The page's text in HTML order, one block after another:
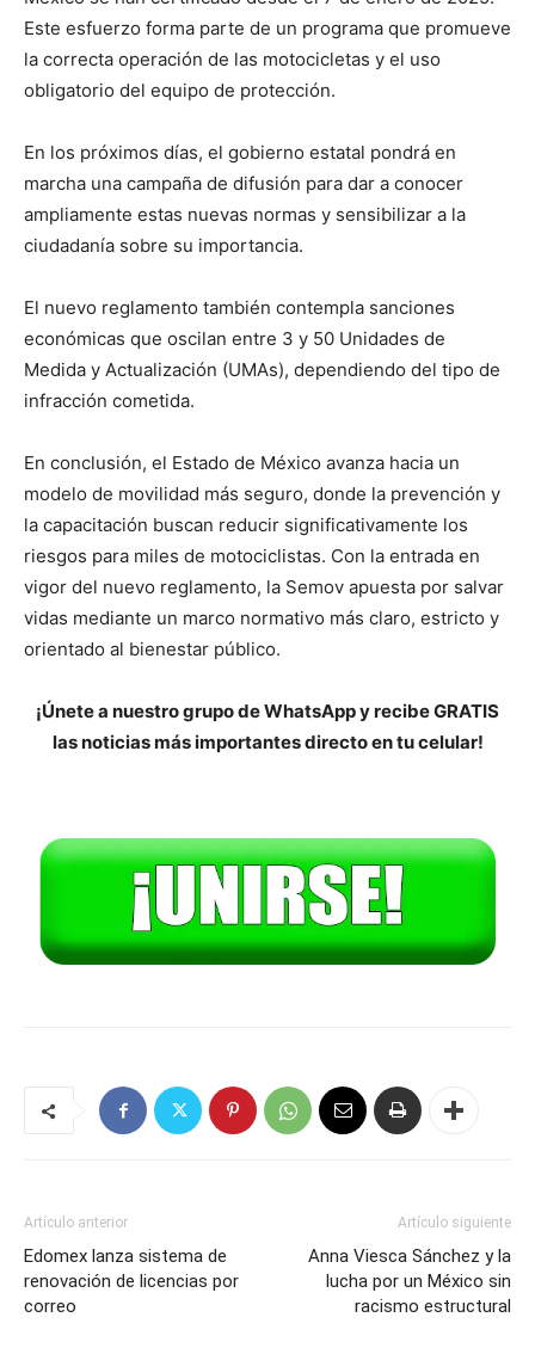
Este esfuerzo forma parte de un programa que promueve
la correcta operación de las motocicletas y el uso
obligatorio del equipo de protección.
En los próximos días, el gobierno estatal pondrá en
marcha una campaña de difusión para dar a conocer
ampliamente estas nuevas normas y sensibilizar a la
ciudadanía sobre su importancia.
El nuevo reglamento también contempla sanciones
económicas que oscilan entre 3 y 50 Unidades de
Medida y Actualización (UMAs), dependiendo del tipo de
infracción cometida.
En conclusión, el Estado de México avanza hacia un
modelo de movilidad más seguro, donde la prevención y
la capacitación buscan reducir significativamente los
riesgos para miles de motociclistas. Con la entrada en
vigor del nuevo reglamento, la Semov apuesta por salvar
vidas mediante un marco normativo más claro, estricto y
orientado al bienestar público.
¡Únete a nuestro grupo de WhatsApp y recibe GRATIS
las noticias más importantes directo en tu celular!
Artículo anterior
Edomex lanza sistema de
renovación de licencias por
correo
Artículo siguiente
Anna Viesca Sánchez y la
lucha por un México sin
racismo estructural